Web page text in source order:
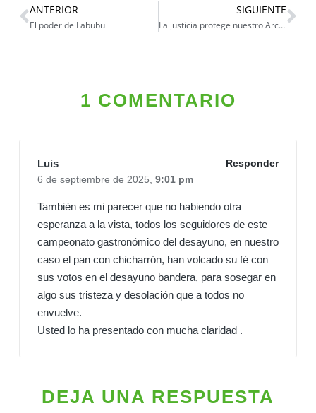
ANTERIOR
El poder de Labubu
SIGUIENTE
La justicia protege nuestro Archivo
1 COMENTARIO
Luis
Responder
6 de septiembre de 2025, 9:01 pm
Tambièn es mi parecer que no habiendo otra
esperanza a la vista, todos los seguidores de este
campeonato gastronómico del desayuno, en nuestro
caso el pan con chicharrón, han volcado su fé con
sus votos en el desayuno bandera, para sosegar en
algo sus tristeza y desolación que a todos no
envuelve.
Usted lo ha presentado con mucha claridad .
DEJA UNA RESPUESTA